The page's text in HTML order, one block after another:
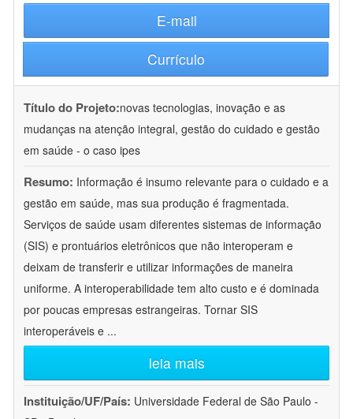
E-mail
Currículo
Título do Projeto:novas tecnologias, inovação e as
mudanças na atenção integral, gestão do cuidado e gestão
em saúde - o caso ipes
Resumo: Informação é insumo relevante para o cuidado e a
gestão em saúde, mas sua produção é fragmentada.
Serviços de saúde usam diferentes sistemas de informação
(SIS) e prontuários eletrônicos que não interoperam e
deixam de transferir e utilizar informações de maneira
uniforme. A interoperabilidade tem alto custo e é dominada
por poucas empresas estrangeiras. Tornar SIS
interoperáveis e ...
leia mais
Instituição/UF/País: Universidade Federal de São Paulo -